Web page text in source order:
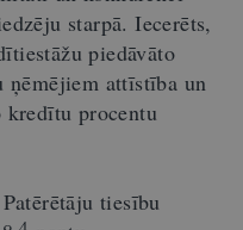
starpā. Iecerēts,
piedāvāto
attīstība un
kredītu procentu
tiesību